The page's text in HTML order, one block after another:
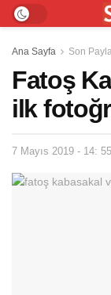
Ana Sayfa Son
Fatoş
ilk
7 Mayıs 2019 - 14: